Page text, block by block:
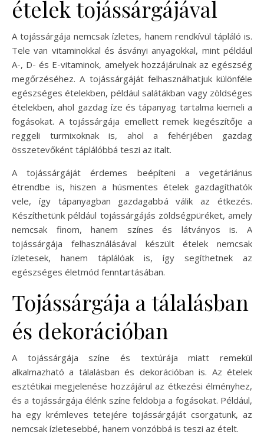
ételek tojássárgájával
A tojássárgája nemcsak ízletes, hanem rendkívül tápláló is.
Tele van vitaminokkal és ásványi anyagokkal, mint például
A-, D- és E-vitaminok, amelyek hozzájárulnak az egészség
megőrzéséhez. A tojássárgáját felhasználhatjuk különféle
egészséges ételekben, például salátákban vagy zöldséges
ételekben, ahol gazdag íze és tápanyag tartalma kiemeli a
fogásokat. A tojássárgája emellett remek kiegészítője a
reggeli turmixoknak is, ahol a fehérjében gazdag
összetevőként táplálóbbá teszi az italt.
A tojássárgáját érdemes beépíteni a vegetáriánus
étrendbe is, hiszen a húsmentes ételek gazdagíthatók
vele, így tápanyagban gazdagabbá válik az étkezés.
Készíthetünk például tojássárgájás zöldségpüréket, amely
nemcsak finom, hanem színes és látványos is. A
tojássárgája felhasználásával készült ételek nemcsak
ízletesek, hanem táplálóak is, így segíthetnek az
egészséges életmód fenntartásában.
Tojássárgája a tálalásban
és dekorációban
A tojássárgája színe és textúrája miatt remekül
alkalmazható a tálalásban és dekorációban is. Az ételek
esztétikai megjelenése hozzájárul az étkezési élményhez,
és a tojássárgája élénk színe feldobja a fogásokat. Például,
ha egy krémleves tetejére tojássárgáját csorgatunk, az
nemcsak ízletesebbé, hanem vonzóbbá is teszi az ételt.